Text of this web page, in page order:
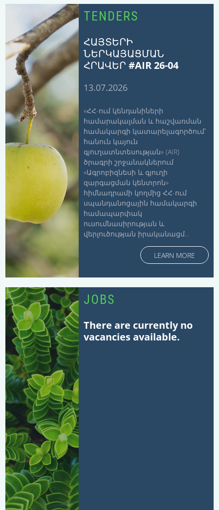
TENDERS
ՀԱՅՏԵՐԻ
ՆԵՐԿԱՅԱՑՄԱՆ
ՀՐԱՎԵՐ #AIR 26-04
13.07.2026
«ՀՀ-ում կենդանիների
համարակալման և հաշվառման
համակարգի կատարելագործում՝
հանուն կայուն
գյուղատնտեսության» (AIR)
ծրագրի շրջանակներում
«Ագրոբիզնեսի և գյուղի
զարգացման կենտրոն»
հիմնադրամի կողմից ՀՀ-ում
սպանդանոցային համակարգի
համապարփակ
ուսումնասիրության և
վերլուծության իրականացմ...
LEARN MORE
JOBS
There are currently no
vacancies available.